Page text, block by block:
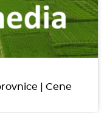
| Cene